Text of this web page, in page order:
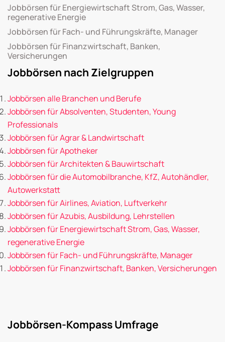
Jobbörsen für Energiewirtschaft Strom, Gas, Wasser,
regenerative Energie
Jobbörsen für Fach- und Führungskräfte, Manager
Jobbörsen für Finanzwirtschaft, Banken,
Versicherungen
Jobbörsen nach Zielgruppen
Jobbörsen alle Branchen und Berufe
Jobbörsen für Absolventen, Studenten, Young
Professionals
Jobbörsen für Agrar & Landwirtschaft
Jobbörsen für Apotheker
Jobbörsen für Architekten & Bauwirtschaft
Jobbörsen für die Automobilbranche, KfZ, Autohändler,
Autowerkstatt
Jobbörsen für Airlines, Aviation, Luftverkehr
Jobbörsen für Azubis, Ausbildung, Lehrstellen
Jobbörsen für Energiewirtschaft Strom, Gas, Wasser,
regenerative Energie
Jobbörsen für Fach- und Führungskräfte, Manager
Jobbörsen für Finanzwirtschaft, Banken, Versicherungen
Jobbörsen-Kompass Umfrage